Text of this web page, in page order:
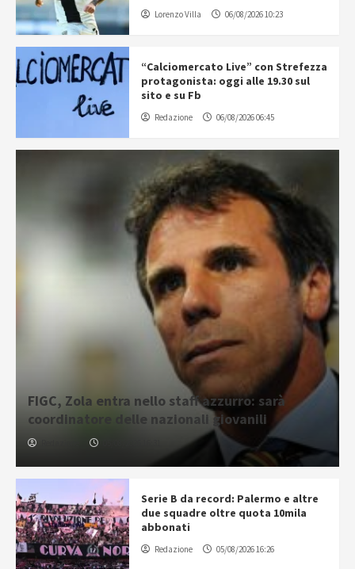
Lorenzo Villa 06/08/2026 10:23
“Calciomercato Live” con Strefezza
protagonista: oggi alle 19.30 sul
sito e su Fb
Redazione 06/08/2026 06:45
FIGC, Zola entra nello staff azzurro: sarà
coordinatore delle nazionali giovanili
Serie B da record: Palermo e altre
due squadre oltre quota 10mila
abbonati
Redazione 05/08/2026 16:26